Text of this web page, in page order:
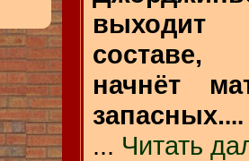
начнёт
запасных....
... Читать